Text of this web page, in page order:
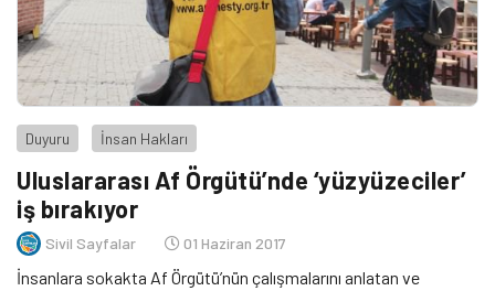
Duyuru İnsan Hakları
Uluslararası Af Örgütü’nde ‘yüzyüzeciler’
iş bırakıyor
Sivil Sayfalar 01 Haziran 2017
İnsanlara sokakta Af Örgütü’nün çalışmalarını anlatan ve